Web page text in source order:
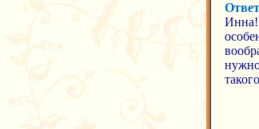
Ответ
Инна!